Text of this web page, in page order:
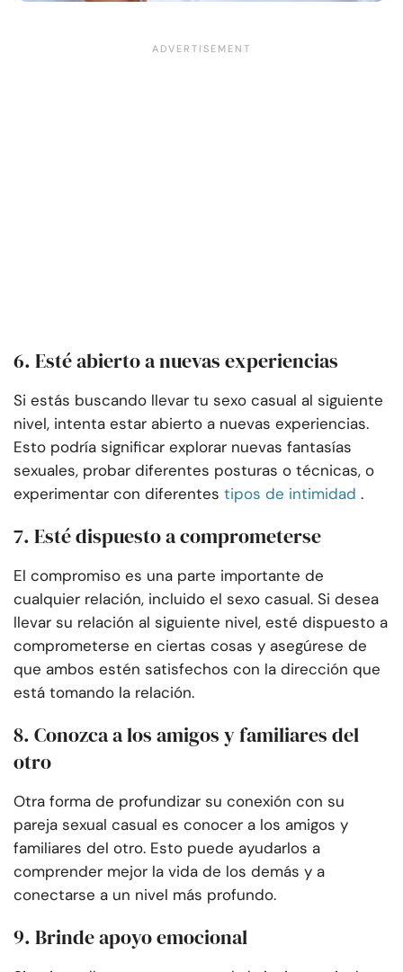
6. Esté abierto a nuevas experiencias
Si estás buscando llevar tu sexo casual al siguiente
nivel, intenta estar abierto a nuevas experiencias.
Esto podría significar explorar nuevas fantasías
sexuales, probar diferentes posturas o técnicas, o
experimentar con diferentes tipos de intimidad .
7. Esté dispuesto a comprometerse
El compromiso es una parte importante de
cualquier relación, incluido el sexo casual. Si desea
llevar su relación al siguiente nivel, esté dispuesto a
comprometerse en ciertas cosas y asegúrese de
que ambos estén satisfechos con la dirección que
está tomando la relación.
8. Conozca a los amigos y familiares del
otro
Otra forma de profundizar su conexión con su
pareja sexual casual es conocer a los amigos y
familiares del otro. Esto puede ayudarlos a
comprender mejor la vida de los demás y a
conectarse a un nivel más profundo.
9. Brinde apoyo emocional